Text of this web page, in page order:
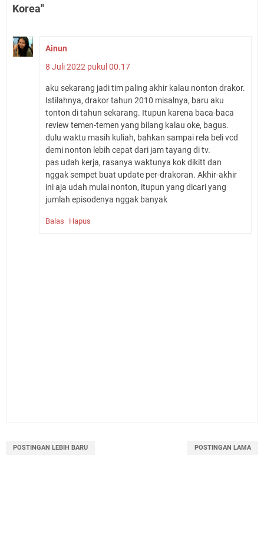
Korea"
Ainun
8 Juli 2022 pukul 00.17
aku sekarang jadi tim paling akhir kalau nonton drakor.
Istilahnya, drakor tahun 2010 misalnya, baru aku
tonton di tahun sekarang. Itupun karena baca-baca
review temen-temen yang bilang kalau oke, bagus.
dulu waktu masih kuliah, bahkan sampai rela beli vcd
demi nonton lebih cepat dari jam tayang di tv.
pas udah kerja, rasanya waktunya kok dikitt dan
nggak sempet buat update per-drakoran. Akhir-akhir
ini aja udah mulai nonton, itupun yang dicari yang
jumlah episodenya nggak banyak
Balas Hapus
POSTINGAN LEBIH BARU POSTINGAN LAMA